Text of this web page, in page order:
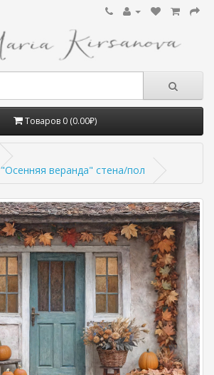
Товаров 0 (0.00₽)
веранда" стена/пол